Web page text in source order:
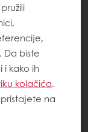
Da biste
i kako ih
kolačića.
na